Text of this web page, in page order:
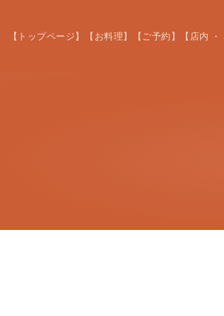
【トップページ】 【お料理】 【ご予約】 【店内